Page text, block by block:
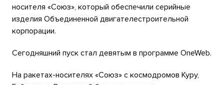
носителя «Союз», который обеспечили серийные
изделия Объединенной двигателестроительной
корпорации.
Сегодняшний пуск стал девятым в программе OneWeb.
На ракетах-носителях «Союз» с космодромов Куру,